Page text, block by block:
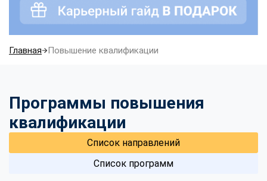
Главная Повышение квалификации
Программы повышения
квалификации
Список направлений
Список программ